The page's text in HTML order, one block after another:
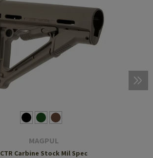
MAGPUL
CTR Carbine Stock Mil Spec